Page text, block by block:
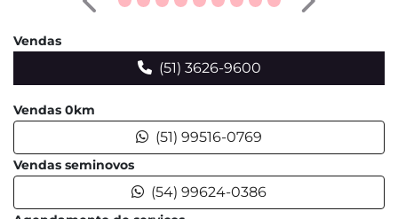
Anterior Próximo
Vendas
(51) 3626-9600
Vendas 0km
(51) 99516-0769
Vendas seminovos
(54) 99624-0386